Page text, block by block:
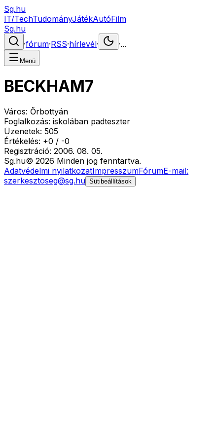
Sg.hu
IT/TechTudományJátékAutóFilm
Sg.hu
·fórum·RSS·hírlevél· ·...
Menü
BECKHAM7
Város: Őrbottyán
Foglalkozás: iskolában padteszter
Üzenetek: 505
Értékelés: +0 / -0
Regisztráció: 2006. 08. 05.
Sg.hu© 2026 Minden jog fenntartva.
Adatvédelmi nyilatkozatImpresszumFórumE-mail:
szerkesztoseg@sg.hu Sütibeállítások